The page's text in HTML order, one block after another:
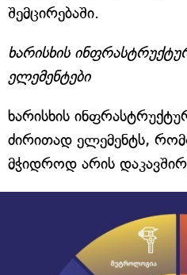
შემცირებაში.
ხარისხის
ელემენტები
ხარისხის
ძირითად ელემენტს,
მჭიდროდ არის